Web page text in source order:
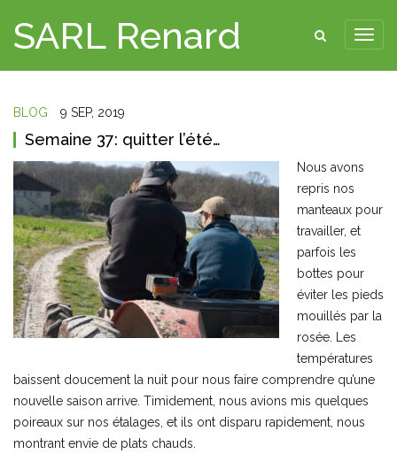
SARL Renard
BLOG 9 SEP, 2019
Semaine 37: quitter l’été…
Nous avons
repris nos
manteaux pour
travailler, et
parfois les
bottes pour
éviter les pieds
mouillés par la
rosée. Les
températures
baissent doucement la nuit pour nous faire comprendre qu’une
nouvelle saison arrive. Timidement, nous avions mis quelques
poireaux sur nos étalages, et ils ont disparu rapidement, nous
montrant envie de plats chauds.